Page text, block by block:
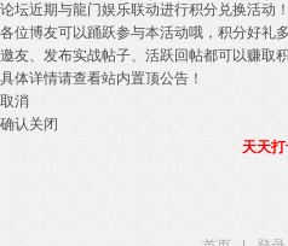
论坛近期与龍门娱乐联动进行积分兑换活动！
各位博友可以踊跃参与本活动哦，积分好礼多
邀友、发布实战帖子、活跃回帖都可以赚取
具体详情请查看站内置顶公告！
取消
确认关闭
天天